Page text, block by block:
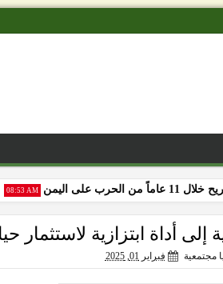
08:53 AM
أداة ابتزازية لاستثمار
مجتمعية فبراير 01, 2025